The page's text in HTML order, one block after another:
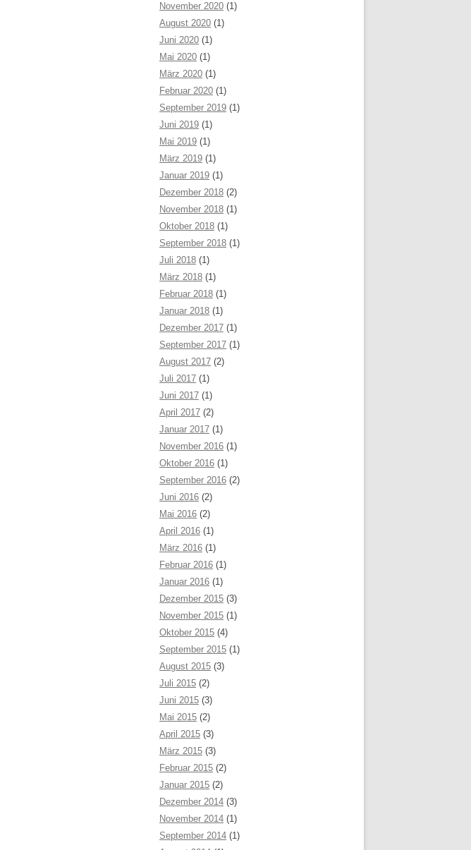
November 2020 (1)
August 2020 (1)
Juni 2020 (1)
Mai 2020 (1)
März 2020 (1)
Februar 2020 (1)
September 2019 (1)
Juni 2019 (1)
Mai 2019 (1)
März 2019 (1)
Januar 2019 (1)
Dezember 2018 (2)
November 2018 (1)
Oktober 2018 (1)
September 2018 (1)
Juli 2018 (1)
März 2018 (1)
Februar 2018 (1)
Januar 2018 (1)
Dezember 2017 (1)
September 2017 (1)
August 2017 (2)
Juli 2017 (1)
Juni 2017 (1)
April 2017 (2)
Januar 2017 (1)
November 2016 (1)
Oktober 2016 (1)
September 2016 (2)
Juni 2016 (2)
Mai 2016 (2)
April 2016 (1)
März 2016 (1)
Februar 2016 (1)
Januar 2016 (1)
Dezember 2015 (3)
November 2015 (1)
Oktober 2015 (4)
September 2015 (1)
August 2015 (3)
Juli 2015 (2)
Juni 2015 (3)
Mai 2015 (2)
April 2015 (3)
März 2015 (3)
Februar 2015 (2)
Januar 2015 (2)
Dezember 2014 (3)
November 2014 (1)
September 2014 (1)